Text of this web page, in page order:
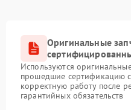
Оригинальные
Используются
прошедшие сертификацию
корректную работу после
гарантийных обязательств